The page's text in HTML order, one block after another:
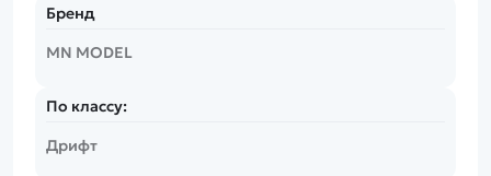
Бренд
MN MODEL
По классу:
Дрифт